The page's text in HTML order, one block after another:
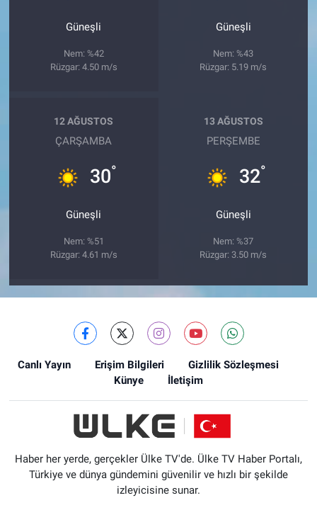
Güneşli
Nem: %42
Rüzgar: 4.50 m/s
Güneşli
Nem: %43
Rüzgar: 5.19 m/s
12 AĞUSTOS
ÇARŞAMBA
30°
Güneşli
Nem: %51
Rüzgar: 4.61 m/s
13 AĞUSTOS
PERŞEMBE
32°
Güneşli
Nem: %37
Rüzgar: 3.50 m/s
Canlı Yayın Erişim Bilgileri
Gizlilik Sözleşmesi
Künye
İletişim
Haber her yerde, gerçekler Ülke TV'de. Ülke TV Haber Portalı,
Türkiye ve dünya gündemini güvenilir ve hızlı bir şekilde
izleyicisine sunar.